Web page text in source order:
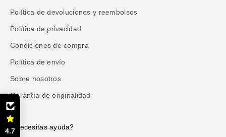
Política de devoluciones y reembolsos
Política de privacidad
Condiciones de compra
Política de envío
Sobre nosotros
Garantía de originalidad
¿Necesitas ayuda?
4.7